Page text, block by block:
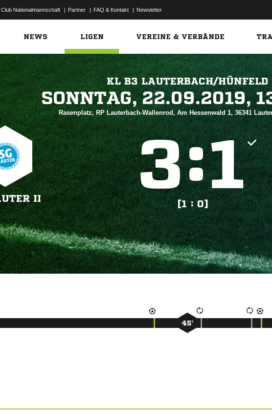
Club Nationalmannschaft | Partner | FAQ & Kontakt | Newsletter
NEWS LIGEN VEREINE & VERBÄNDE
KL B3 LAUTERBACH/HÜNFELD
 
Rasenplatz, RP Lauterbach-Wallenrod, Am Hessenwald 1, 36341
II
:
[1 : 0]
45’